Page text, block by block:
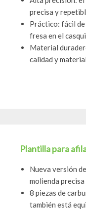
precisa y
Práctico: fácil
fresa en el
Material
calidad y
Plantilla para
Nueva versión
molienda
8 piezas de
también está